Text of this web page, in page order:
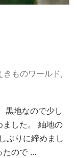
きものワールド,
黒地なので少し
ました。 紬地の
ぶりに締めまし
たので …